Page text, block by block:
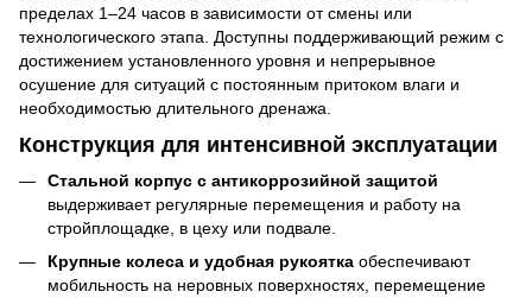
пределах 1–24 часов в зависимости от смены или
технологического этапа. Доступны поддерживающий режим с
достижением установленного уровня и непрерывное
осушение для ситуаций с постоянным притоком влаги и
необходимостью длительного дренажа.
Конструкция для интенсивной эксплуатации
Стальной корпус с антикоррозийной защитой
выдерживает регулярные перемещения и работу на
стройплощадке, в цеху или подвале.
Крупные колеса и удобная рукоятка обеспечивают
мобильность на неровных поверхностях, перемещение